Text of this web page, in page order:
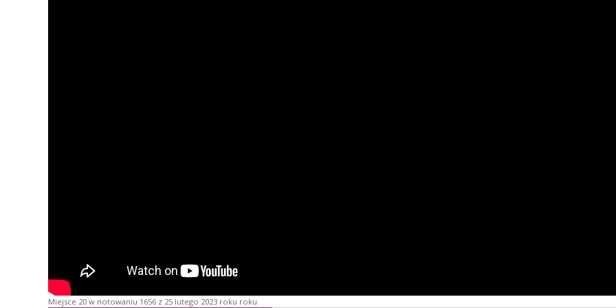
Miejsce 20 w notowaniu 1656 z 25 lutego 2023 roku roku